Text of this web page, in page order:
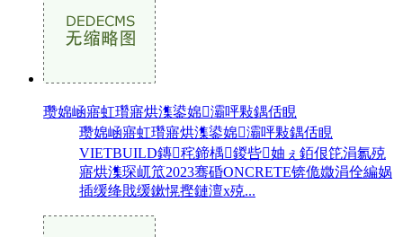
瓒婂崡寤虹瓚寤烘潗鍙婂灞呯敤鍝佸睍
瓒婂崡寤虹瓚寤烘潗鍙婂灞呯敤鍝佸睍
VIETBUILD鏄秺鍗楀鍐呰妯ぇ銆佷笓涓氱殑
寤烘潗琛屼笟2023骞碈ONCRETE锛佹媺涓佺編娲
插缓绛戝缓鏉愰摼鏈澶х殑...